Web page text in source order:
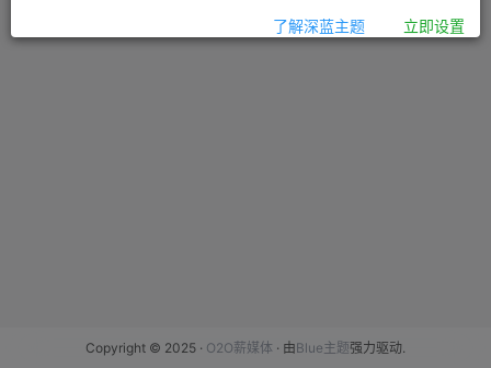
Copyright © 2025 · O2O薪媒体 · 由Blue主题强力驱动.
了解深蓝主题 立即设置